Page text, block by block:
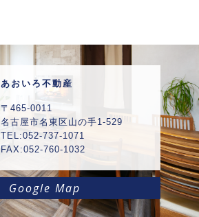
あおいろ不動産
〒465-0011
名古屋市名東区山の手1-529
TEL:052-737-1071
FAX:052-760-1032
Google Map